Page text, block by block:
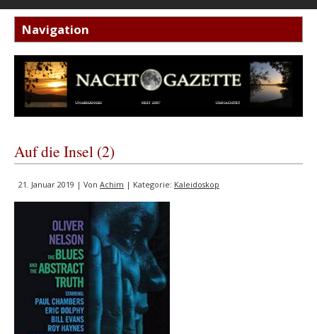
Auf die Insel (2)
21. Januar 2019 | Von Achim | Kategorie: Kaleidoskop